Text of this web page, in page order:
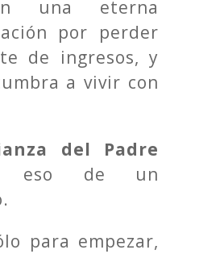
una eterna
por perder
de ingresos, y
a vivir con
del Padre
eso de un
para empezar,